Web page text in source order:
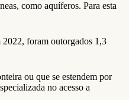
como aquíferos. Para esta
2022, foram outorgados 1,3
ou que se estendem por
no acesso a